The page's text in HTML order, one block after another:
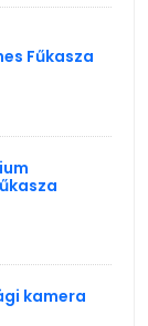
Fűkasza
kamera